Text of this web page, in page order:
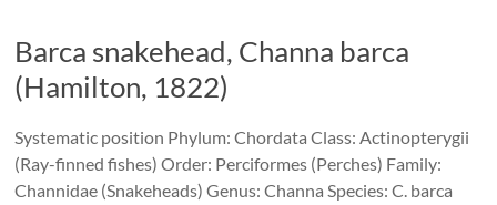
Barca snakehead, Channa barca
(Hamilton, 1822)
Systematic position Phylum: Chordata Class: Actinopterygii
(Ray-finned fishes) Order: Perciformes (Perches) Family:
Channidae (Snakeheads) Genus: Channa Species: C. barca